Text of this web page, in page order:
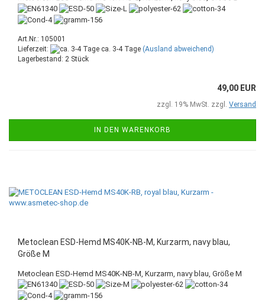
Art.Nr.: 105001
Lieferzeit:
ca. 3-4 Tage (Ausland abweichend)
Lagerbestand: 2 Stück
49,00 EUR
zzgl. 19% MwSt. zzgl. Versand
IN DEN WARENKORB
Metoclean ESD-Hemd MS40K-NB-M, Kurzarm, navy blau,
Größe M
Metoclean ESD-Hemd MS40K-NB-M, Kurzarm, navy blau, Größe M